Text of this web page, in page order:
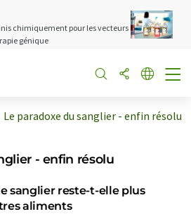
chimiquement pour les vecteurs
génique
Le paradoxe du sanglier - enfin résolu
- enfin résolu
sanglier reste-t-elle plus
aliments